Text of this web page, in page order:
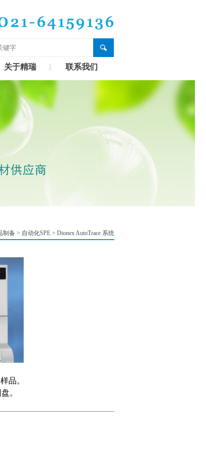
关于精瑞 联系我们
制备 > 自动化SPE > Dionex AutoTrace 系统
品。
。